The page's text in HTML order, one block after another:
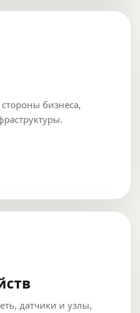
бизнеса,
датчики и узлы,